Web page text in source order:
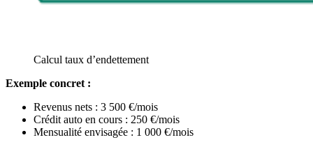
Calcul taux d’endettement
Exemple concret :
Revenus nets : 3 500 €/mois
Crédit auto en cours : 250 €/mois
Mensualité envisagée : 1 000 €/mois